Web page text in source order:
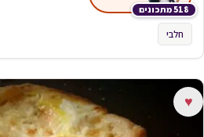
518 מתכונים
חלבי
♥